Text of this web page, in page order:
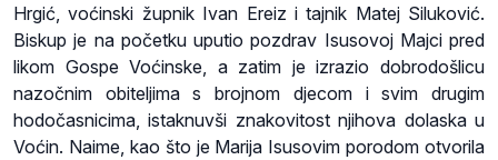
Hrgić, voćinski župnik Ivan Ereiz i tajnik Matej Siluković.
Biskup je na početku uputio pozdrav Isusovoj Majci pred
likom Gospe Voćinske, a zatim je izrazio dobrodošlicu
nazočnim obiteljima s brojnom djecom i svim drugim
hodočasnicima, istaknuvši znakovitost njihova dolaska u
Voćin. Naime, kao što je Marija Isusovim porodom otvorila